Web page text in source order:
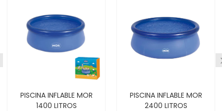
PISCINA INFLABLE MOR
1400 LITROS
PISCINA INFLABLE MOR
2400 LITROS